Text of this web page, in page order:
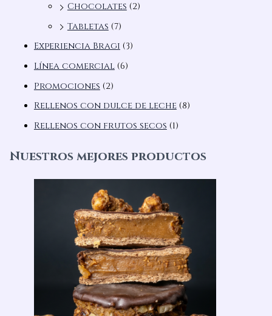
Chocolates (2)
Tabletas (7)
Experiencia Bragi (3)
Línea comercial (6)
Promociones (2)
Rellenos con dulce de leche (8)
Rellenos con frutos secos (1)
Nuestros mejores productos